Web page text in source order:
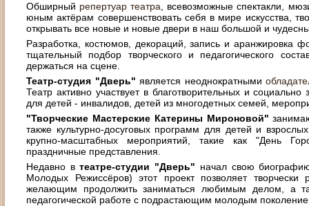
Обширный репертуар театра , всевозможные спектакли,
юным актёрам совершенствовать себя в мире искусства,
открывать все новые и новые двери в наш большой и
Разработка, костюмов, декораций, запись и аранжировка
тщательный подбор творческого и педагогического
держаться на сцене.
Театр-студия "Дверь" является неоднократными
Театр активно участвует в благотворительных и
для детей - инвалидов, детей из многодетных семей,
"Творческие Мастерские Катерины Мироновой"
также культурно-досуговых программ для детей и
крупно-масштабных мероприятий, такие как "День
праздничные представления.
Недавно втеатре-студии "Дверь" начал свою
Молодых Режиссёров) этот проект позволяет творчески
желающим продолжить заниматься любимым делом, а
педагогической работе с подрастающим молодым